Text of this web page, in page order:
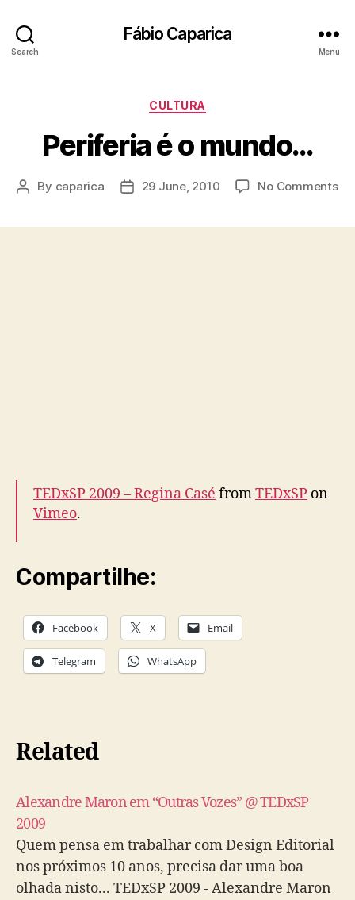
Search
Fábio Caparica
Menu
Categories
CULTURA
Periferia é o mundo…
Post
By caparica
Post29 June, 2010 No Commentson
TEDxSP 2009 – Regina Casé fromTEDxSP on
Vimeo.
Compartilhe:
Facebook X Email
Telegram WhatsApp
Related
Alexandre Maron em “Outras Vozes” @ TEDxSP
2009
Quem pensa em trabalhar com Design Editorial
nos próximos 10 anos, precisa dar uma boa
olhada nisto... TEDxSP 2009 - Alexandre Maron